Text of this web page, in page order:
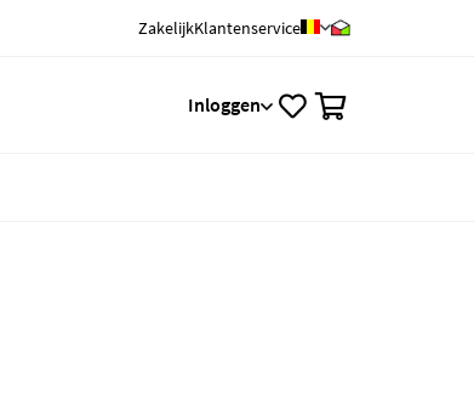
ZakelijkKlantenservice
Inloggen